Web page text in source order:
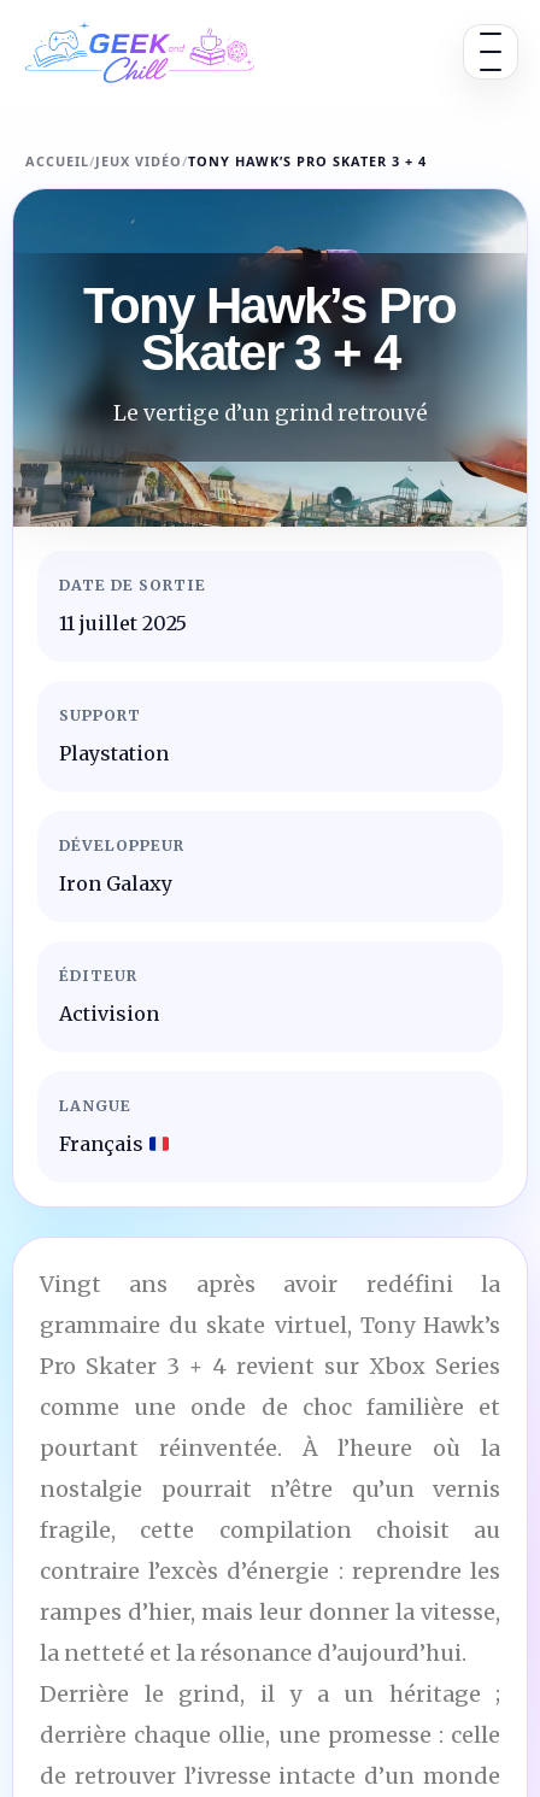
Ouvrir
ACCUEIL/JEUX VIDÉO/TONY HAWK’S PRO SKATER 3 + 4
Tony Hawk’s Pro
Skater 3 + 4
Le vertige d’un grind retrouvé
DATE DE SORTIE
11 juillet 2025
SUPPORT
Playstation
DÉVELOPPEUR
Iron Galaxy
ÉDITEUR
Activision
LANGUE
Français
Vingt ans après avoir redéfini la
grammaire du skate virtuel, Tony Hawk’s
Pro Skater 3 + 4 revient sur Xbox Series
comme une onde de choc familière et
pourtant réinventée. À l’heure où la
nostalgie pourrait n’être qu’un vernis
fragile, cette compilation choisit au
contraire l’excès d’énergie : reprendre les
rampes d’hier, mais leur donner la vitesse,
la netteté et la résonance d’aujourd’hui.
Derrière le grind, il y a un héritage ;
derrière chaque ollie, une promesse : celle
de retrouver l’ivresse intacte d’un monde